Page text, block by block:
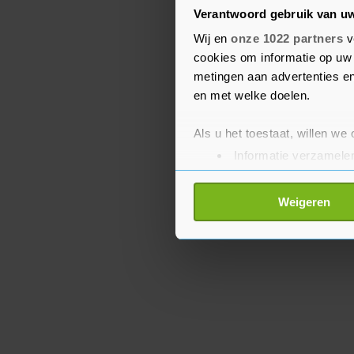
Verantwoord gebruik van
Wij en onze 1022 partners
cookies om informatie op
metingen aan advertenties
en met welke doelen.
Als u het toestaat, willen we
Informatie
Uw apparaat
Lees meer over hoe uw
Weigeren
Onder anderen Sanne
Thorsdottir en Sanna
over te slaan. Zij
kwalificaties.
jaar met een team voor